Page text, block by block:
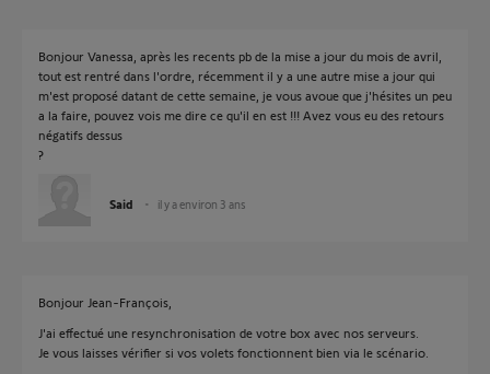
Bonjour Vanessa, après les recents pb de la mise a jour du mois de avril,
tout est rentré dans l'ordre, récemment il y a une autre mise a jour qui
m'est proposé datant de cette semaine, je vous avoue que j'hésites un peu
a la faire, pouvez vois me dire ce qu'il en est !!! Avez vous eu des retours
négatifs dessus
?
Said il y a environ 3 ans
Bonjour Jean-François,
J'ai effectué une resynchronisation de votre box avec nos serveurs.
Je vous laisses vérifier si vos volets fonctionnent bien via le scénario.